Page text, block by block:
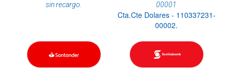
sin recargo.
00001
Cta.Cte Dolares - 110337231-
00002.